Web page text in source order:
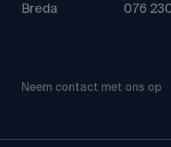
Breda 076
Neem contact met ons op